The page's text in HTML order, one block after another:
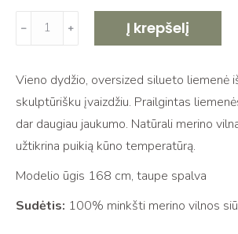
produkto
kiekis:
dydžio
oversized
merino
liemenė
PIJA
taupe
﹣ ﹢ Į krepšelį
Vieno dydžio, oversized silueto liemenė
skulptūrišku įvaizdžiu. Prailgintas
dar daugiau jaukumo. Natūrali merino
užtikrina puikią kūno temperatūrą.
Modelio ūgis 168 cm, taupe spalva
Sudėtis: 100% minkšti merino vilnos